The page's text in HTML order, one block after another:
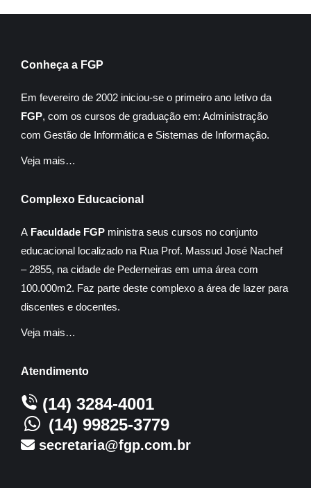
Conheça a FGP
Em fevereiro de 2002 iniciou-se o primeiro ano letivo da
FGP, com os cursos de graduação em: Administração
com Gestão de Informática e Sistemas de Informação.
Veja mais…
Complexo Educacional
A Faculdade FGP ministra seus cursos no conjunto
educacional localizado na Rua Prof. Massud José Nachef
– 2855, na cidade de Pederneiras em uma área com
100.000m2. Faz parte deste complexo a área de lazer para
discentes e docentes.
Veja mais…
Atendimento
(14) 3284-4001
(14) 99825-3779
secretaria@fgp.com.br